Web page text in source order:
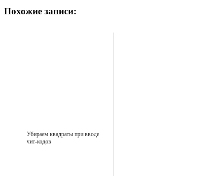
Похожие записи:
Убираем квадраты при вводе
чит-кодов